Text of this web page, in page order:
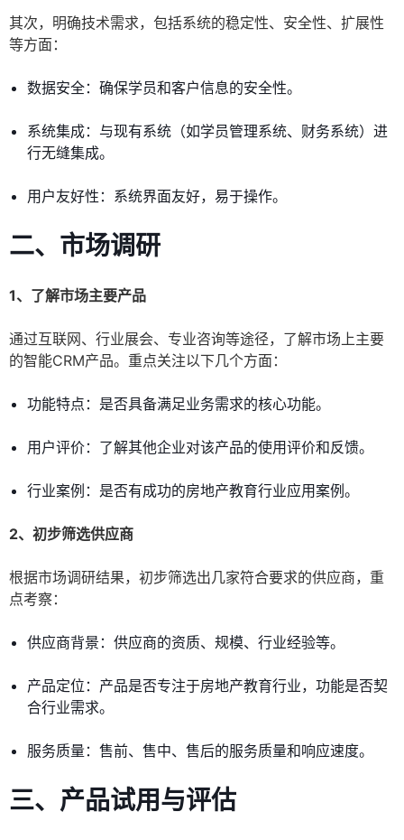
其次，明确技术需求，包括系统的稳定性、安全性、扩展性
等方面：
数据安全：确保学员和客户信息的安全性。
系统集成：与现有系统（如学员管理系统、财务系统）进
行无缝集成。
用户友好性：系统界面友好，易于操作。
二、市场调研
1、了解市场主要产品
通过互联网、行业展会、专业咨询等途径，了解市场上主要
的智能CRM产品。重点关注以下几个方面：
功能特点：是否具备满足业务需求的核心功能。
用户评价：了解其他企业对该产品的使用评价和反馈。
行业案例：是否有成功的房地产教育行业应用案例。
2、初步筛选供应商
根据市场调研结果，初步筛选出几家符合要求的供应商，重
点考察：
供应商背景：供应商的资质、规模、行业经验等。
产品定位：产品是否专注于房地产教育行业，功能是否契
合行业需求。
服务质量：售前、售中、售后的服务质量和响应速度。
三、产品试用与评估